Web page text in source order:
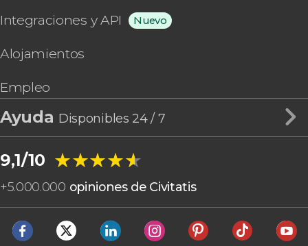
Integraciones y API Nuevo
Alojamientos
Empleo
Ayuda Disponibles 24 / 7
9,1/10 ★★★★★
★★★★★
+5.000.000 opiniones de Civitatis